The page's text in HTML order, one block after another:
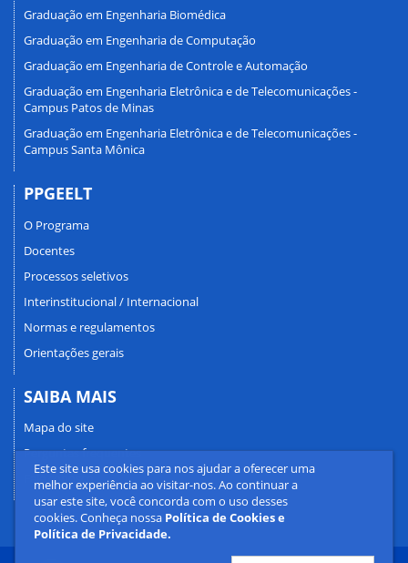
Este site usa cookies para nos ajudar a oferecer uma
melhor experiência ao visitar-nos. Ao continuar a
usar este site, você concorda com o uso desses
cookies. Conheça nossa Política de Cookies e
Política de Privacidade.
Graduação em Engenharia Biomédica
Graduação em Engenharia de Computação
Graduação em Engenharia de Controle e Automação
Graduação em Engenharia Eletrônica e de Telecomunicações -
Campus Patos de Minas
Graduação em Engenharia Eletrônica e de Telecomunicações -
Campus Santa Mônica
PPGEELT
O Programa
Docentes
Processos seletivos
Interinstitucional / Internacional
Normas e regulamentos
Orientações gerais
SAIBA MAIS
Mapa do site
Perguntas frequentes
Fale conosco